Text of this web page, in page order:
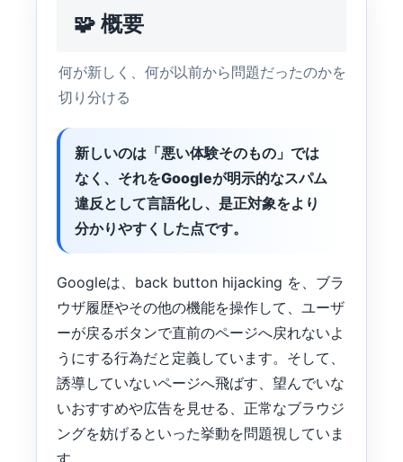
🧩 概要
何が新しく、何が以前から問題だったのかを
切り分ける
新しいのは「悪い体験そのもの」では
なく、それをGoogleが明示的なスパム
違反として言語化し、是正対象をより
分かりやすくした点です。
Googleは、back button hijacking を、ブラ
ウザ履歴やその他の機能を操作して、ユーザ
ーが戻るボタンで直前のページへ戻れないよ
うにする行為だと定義しています。そして、
誘導していないページへ飛ばす、望んでいな
いおすすめや広告を見せる、正常なブラウジ
ングを妨げるといった挙動を問題視していま
す。